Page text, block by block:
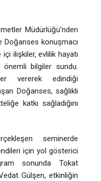
Müdürlüğü’nden
Doğanses konuşmacı
ilişkiler, evlilik hayatı
bilgiler sundu.
vererek edindiği
Doğanses, sağlıklı
katkı sağladığını
seminerde
için yol gösterici
sonunda Tokat
Gülşen, etkinliğin